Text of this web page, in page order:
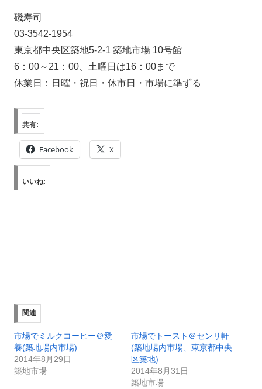
磯寿司
03-3542-1954
東京都中央区築地5-2-1 築地市場 10号館
6：00～21：00、土曜日は16：00まで
休業日：日曜・祝日・休市日・市場に準ずる
共有:
Facebook X
いいね:
関連
市場でミルクコーヒー＠愛
養(築地場内市場)
2014年8月29日
築地市場
市場でトースト＠センリ軒
(築地場内市場、東京都中央
区築地)
2014年8月31日
築地市場